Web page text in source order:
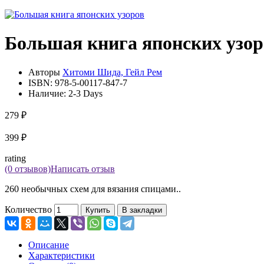
Большая книга японских
Авторы Хитоми Шида, Гейл Рем
ISBN: 978-5-00117-847-7
Наличие: 2-3 Days
279 ₽
399 ₽
rating
(0 отзывов)Написать отзыв
260 необычных схем для вязания спицами..
Количество Купить В закладки
Описание
Характеристики